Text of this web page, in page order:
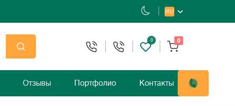
RU
0 0
Отзывы Портфолио Контакты